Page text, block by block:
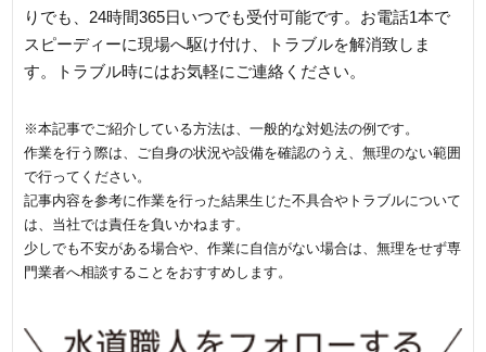
りでも、24時間365日いつでも受付可能です。お電話1本で
スピーディーに現場へ駆け付け、トラブルを解消致しま
す。トラブル時にはお気軽にご連絡ください。
※本記事でご紹介している方法は、一般的な対処法の例です。
作業を行う際は、ご自身の状況や設備を確認のうえ、無理のない範囲
で行ってください。
記事内容を参考に作業を行った結果生じた不具合やトラブルについて
は、当社では責任を負いかねます。
少しでも不安がある場合や、作業に自信がない場合は、無理をせず専
門業者へ相談することをおすすめします。